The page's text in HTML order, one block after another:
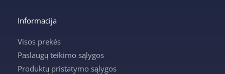
Informacija
Visos prekės
Paslaugų teikimo sąlygos
Produktų pristatymo sąlygos